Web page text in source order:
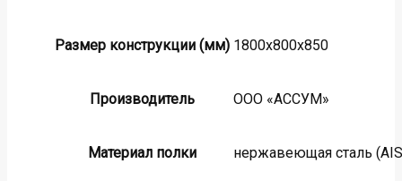
Размер конструкции (мм) 1800х800х850
Производитель ООО «АССУМ»
Материал полки нержавеющая сталь